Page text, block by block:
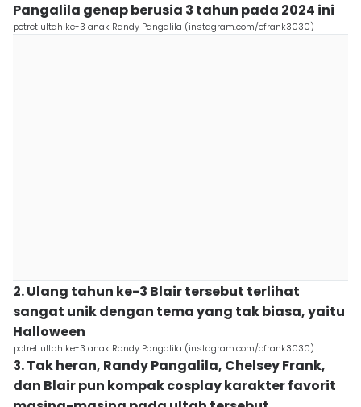
Pangalila genap berusia 3 tahun pada 2024 ini
potret ultah ke-3 anak Randy Pangalila (instagram.com/cfrank3030)
2. Ulang tahun ke-3 Blair tersebut terlihat
sangat unik dengan tema yang tak biasa, yaitu
Halloween
potret ultah ke-3 anak Randy Pangalila (instagram.com/cfrank3030)
3. Tak heran, Randy Pangalila, Chelsey Frank,
dan Blair pun kompak cosplay karakter favorit